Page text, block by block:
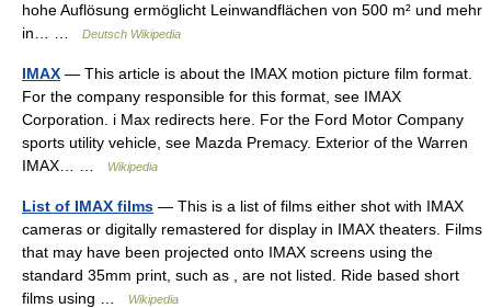
hohe Auflösung ermöglicht Leinwandflächen von 500 m² und mehr
in… …
Deutsch Wikipedia
IMAX — This article is about the IMAX motion picture film format.
For the company responsible for this format, see IMAX
Corporation. i Max redirects here. For the Ford Motor Company
sports utility vehicle, see Mazda Premacy. Exterior of the Warren
IMAX… …
Wikipedia
List of IMAX films — This is a list of films either shot with IMAX
cameras or digitally remastered for display in IMAX theaters. Films
that may have been projected onto IMAX screens using the
standard 35mm print, such as , are not listed. Ride based short
films using …
Wikipedia